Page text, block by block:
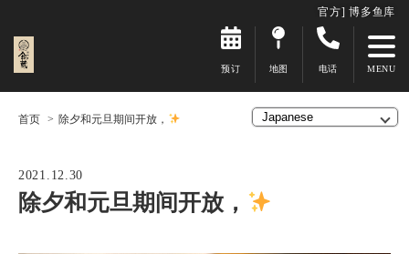
官方] 博多鱼库
预订 地图 电话
首页 除夕和元旦期间开放，
2021.12.30
除夕和元旦期间开放，